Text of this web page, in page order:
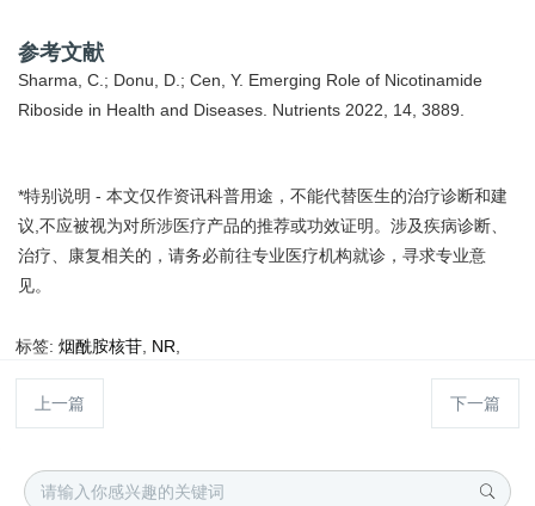
参考文献
Sharma, C.; Donu, D.; Cen, Y. Emerging Role of Nicotinamide
Riboside in Health and Diseases. Nutrients 2022, 14, 3889.
*特别说明 - 本文仅作资讯科普用途，不能代替医生的治疗诊断和建
议,不应被视为对所涉医疗产品的推荐或功效证明。涉及疾病诊断、
治疗、康复相关的，请务必前往专业医疗机构就诊，寻求专业意
见。
标签: 烟酰胺核苷 NR
上一篇 下一篇